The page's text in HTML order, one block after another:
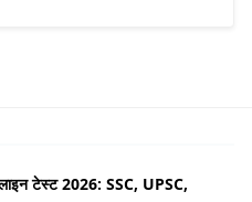
टेस्ट 2026: SSC, UPSC,